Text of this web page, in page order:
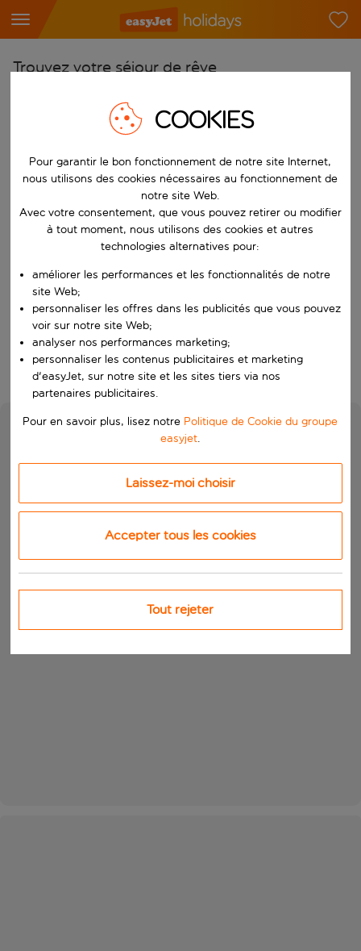
Trouvez votre séjour de rêve
Choisissez votre aéroport
Commencez à taper pour la saisie automatique. Lorsque les
Choisissez votre destination
Vers
Choisissez vos dates
Quand
Qui
Rechercher
COOKIES
Pour garantir le bon fonctionnement de notre site Internet,
nous utilisons des cookies nécessaires au fonctionnement de
notre site Web.
Avec votre consentement, que vous pouvez retirer ou modifier
à tout moment, nous utilisons des cookies et autres
technologies alternatives pour:
améliorer les performances et les fonctionnalités de notre
site Web;
personnaliser les offres dans les publicités que vous pouvez
voir sur notre site Web;
analyser nos performances marketing;
personnaliser les contenus publicitaires et marketing
d'easyJet, sur notre site et les sites tiers via nos
partenaires publicitaires.
Pour en savoir plus, lisez notre Politique de Cookie du groupe
easyjet.
Laissez-moi choisir
Accepter tous les cookies
Tout rejeter